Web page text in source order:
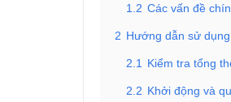
1.2 Các vấn đề
2 Hướng dẫn sử
2.1 Kiểm tra tổng
2.2 Khởi động và